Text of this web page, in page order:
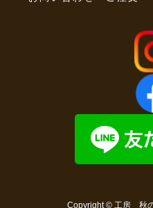
Copyright © 工房 秋